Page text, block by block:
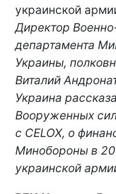
украинской
Директор
департамента
Украины,
Виталий
Украина
Вооруженных
с CELOX, о
Минобороны в
украинской